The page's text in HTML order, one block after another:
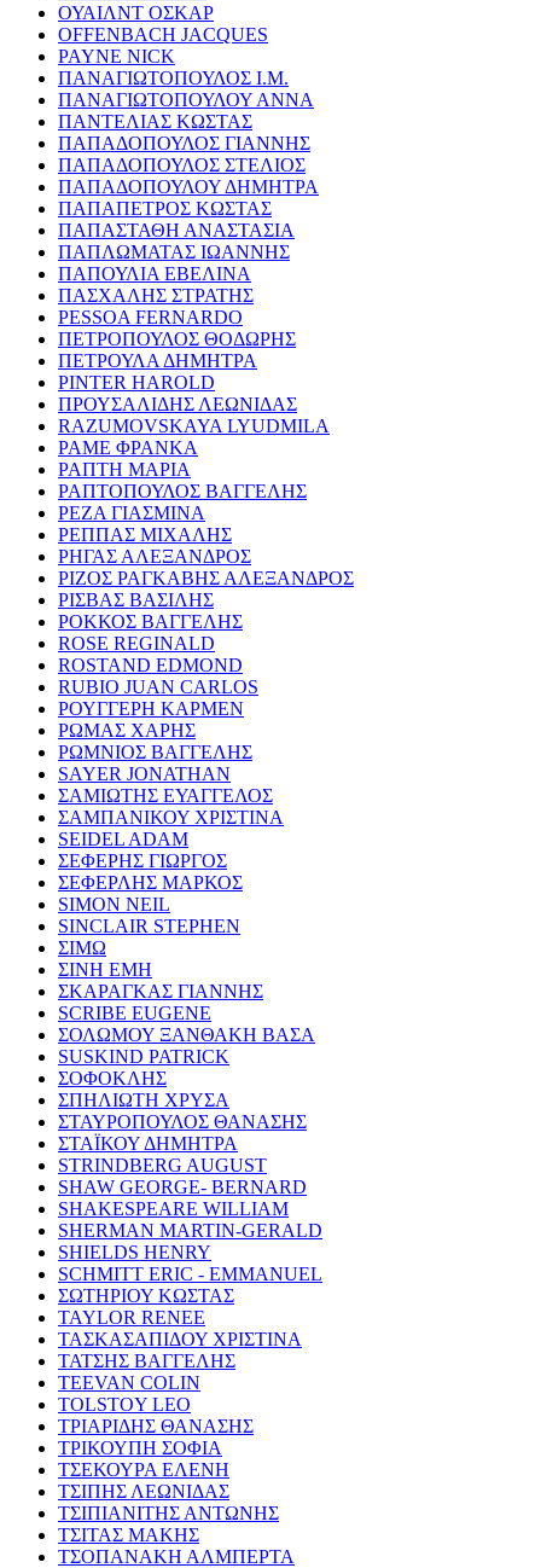
ΟΥΑΙΛΝΤ ΟΣΚΑΡ
OFFENBACH JACQUES
PAYNE NICK
ΠΑΝΑΓΙΩΤΟΠΟΥΛΟΣ Ι.Μ.
ΠΑΝΑΓΙΩΤΟΠΟΥΛΟΥ ΑΝΝΑ
ΠΑΝΤΕΛΙΑΣ ΚΩΣΤΑΣ
ΠΑΠΑΔΟΠΟΥΛΟΣ ΓΙΑΝΝΗΣ
ΠΑΠΑΔΟΠΟΥΛΟΣ ΣΤΕΛΙΟΣ
ΠΑΠΑΔΟΠΟΥΛΟΥ ΔΗΜΗΤΡΑ
ΠΑΠΑΠΕΤΡΟΣ ΚΩΣΤΑΣ
ΠΑΠΑΣΤΑΘΗ ΑΝΑΣΤΑΣΙΑ
ΠΑΠΛΩΜΑΤΑΣ ΙΩΑΝΝΗΣ
ΠΑΠΟΥΛΙΑ ΕΒΕΛΙΝΑ
ΠΑΣΧΑΛΗΣ ΣΤΡΑΤΗΣ
PESSOA FERNARDO
ΠΕΤΡΟΠΟΥΛΟΣ ΘΟΔΩΡΗΣ
ΠΕΤΡΟΥΛΑ ΔΗΜΗΤΡΑ
PINTER HAROLD
ΠΡΟΥΣΑΛΙΔΗΣ ΛΕΩΝΙΔΑΣ
RAZUMOVSKAYA LYUDMILA
ΡΑΜΕ ΦΡΑΝΚΑ
ΡΑΠΤΗ ΜΑΡΙΑ
ΡΑΠΤΟΠΟΥΛΟΣ ΒΑΓΓΕΛΗΣ
ΡΕΖΑ ΓΙΑΣΜΙΝΑ
ΡΕΠΠΑΣ ΜΙΧΑΛΗΣ
ΡΗΓΑΣ ΑΛΕΞΑΝΔΡΟΣ
ΡΙΖΟΣ ΡΑΓΚΑΒΗΣ ΑΛΕΞΑΝΔΡΟΣ
ΡΙΣΒΑΣ ΒΑΣΙΛΗΣ
ΡΟΚΚΟΣ ΒΑΓΓΕΛΗΣ
ROSE REGINALD
ROSTAND EDMOND
RUBIO JUAN CARLOS
ΡΟΥΓΓΕΡΗ ΚΑΡΜΕΝ
ΡΩΜΑΣ ΧΑΡΗΣ
ΡΩΜΝΙΟΣ ΒΑΓΓΕΛΗΣ
SAYER JONATHAN
ΣΑΜΙΩΤΗΣ ΕΥΑΓΓΕΛΟΣ
ΣΑΜΠΑΝΙΚΟΥ ΧΡΙΣΤΙΝΑ
SEIDEL ADAM
ΣΕΦΕΡΗΣ ΓΙΩΡΓΟΣ
ΣΕΦΕΡΛΗΣ ΜΑΡΚΟΣ
SIMON NEIL
SINCLAIR STEPHEN
ΣΙΜΩ
ΣΙΝΗ ΕΜΗ
ΣΚΑΡΑΓΚΑΣ ΓΙΑΝΝΗΣ
SCRIBE EUGENE
ΣΟΛΩΜΟΥ ΞΑΝΘΑΚΗ ΒΑΣΑ
SUSKIND PATRICK
ΣΟΦΟΚΛΗΣ
ΣΠΗΛΙΩΤΗ ΧΡΥΣΑ
ΣΤΑΥΡΟΠΟΥΛΟΣ ΘΑΝΑΣΗΣ
ΣΤΑΪΚΟΥ ΔΗΜΗΤΡΑ
STRINDBERG AUGUST
SHAW GEORGE- BERNARD
SHAKESPEARE WILLIAM
SHERMAN MARTIN-GERALD
SHIELDS HENRY
SCHMITT ERIC - EMMANUEL
ΣΩΤΗΡΙΟΥ ΚΩΣΤΑΣ
TAYLOR RENEE
ΤΑΣΚΑΣΑΠΙΔΟΥ ΧΡΙΣΤΙΝΑ
ΤΑΤΣΗΣ ΒΑΓΓΕΛΗΣ
TEEVAN COLIN
TOLSTOY LEO
ΤΡΙΑΡΙΔΗΣ ΘΑΝΑΣΗΣ
ΤΡΙΚΟΥΠΗ ΣΟΦΙΑ
ΤΣΕΚΟΥΡΑ ΕΛΕΝΗ
ΤΣΙΠΗΣ ΛΕΩΝΙΔΑΣ
ΤΣΙΠΙΑΝΙΤΗΣ ΑΝΤΩΝΗΣ
ΤΣΙΤΑΣ ΜΑΚΗΣ
ΤΣΟΠΑΝΑΚΗ ΑΛΜΠΕΡΤΑ